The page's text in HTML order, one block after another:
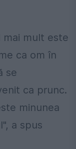
mai mult este
ca om în
se
ca prunc.
minunea
a spus